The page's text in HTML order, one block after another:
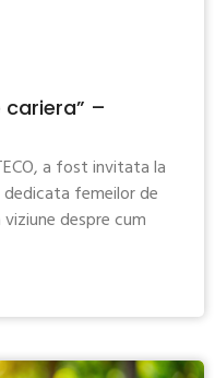
cariera” –
a fost invitata la
femeilor de
despre cum